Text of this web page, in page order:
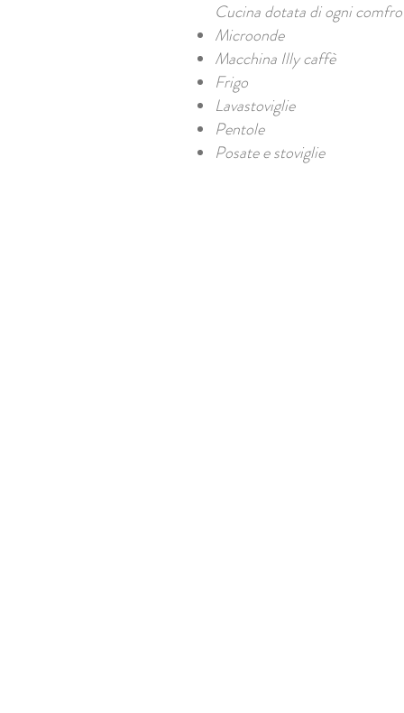
Cucina dotata di ogni
Microonde
Macchina Illy caffè
Frigo
Lavastoviglie
Pentole
Posate e stoviglie